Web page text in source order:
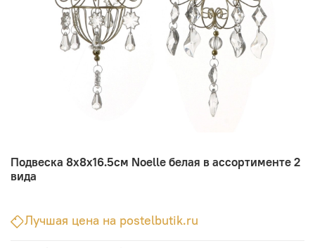
Подвеска 8х8х16.5см Noelle белая в ассортименте 2
вида
Лучшая цена на postelbutik.ru